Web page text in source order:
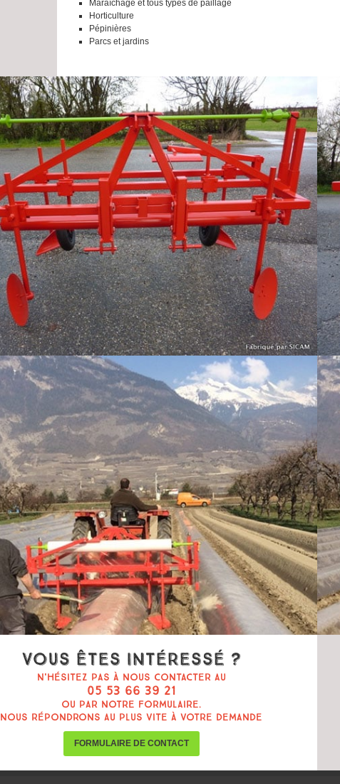
maraîchage et tous types de paillage
horticulture
pépinières
parcs et jardins
Vous êtes intéressé ?
N'hésitez pas à nous contacter au
05 53 66 39 21
ou par notre formulaire.
Nous répondrons au plus vite à votre demande
FORMULAIRE DE CONTACT